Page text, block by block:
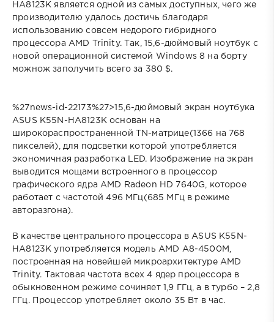
HA8123K является одной из самых доступных, чего же
производителю удалось достичь благодаря
использованию совсем недорого гибридного
процессора AMD Trinity. Так, 15,6-дюймовый ноутбук с
новой операционной системой Windows 8 на борту
можнож заполучить всего за 380 $.
%27news-id-22173%27>15,6-дюймовый экран ноутбука
ASUS K55N-HA8123K основан на
широкораспространенной TN-матрице(1366 на 768
пикселей), для подсветки которой употребляется
экономичная разработка LED. Изображение на экран
выводится мощами встроенного в процессор
графического ядра AMD Radeon HD 7640G, которое
работает с частотой 496 МГц(685 МГц в режиме
авторазгона).
В качестве центрального процессора в ASUS K55N-
HA8123K употребляется модель AMD A8-4500M,
построенная на новейшей микроархитектуре AMD
Trinity. Тактовая частота всех 4 ядер процессора в
обыкновенном режиме сочиняет 1,9 ГГц, а в турбо – 2,8
ГГц. Процессор употребляет около 35 Вт в час.